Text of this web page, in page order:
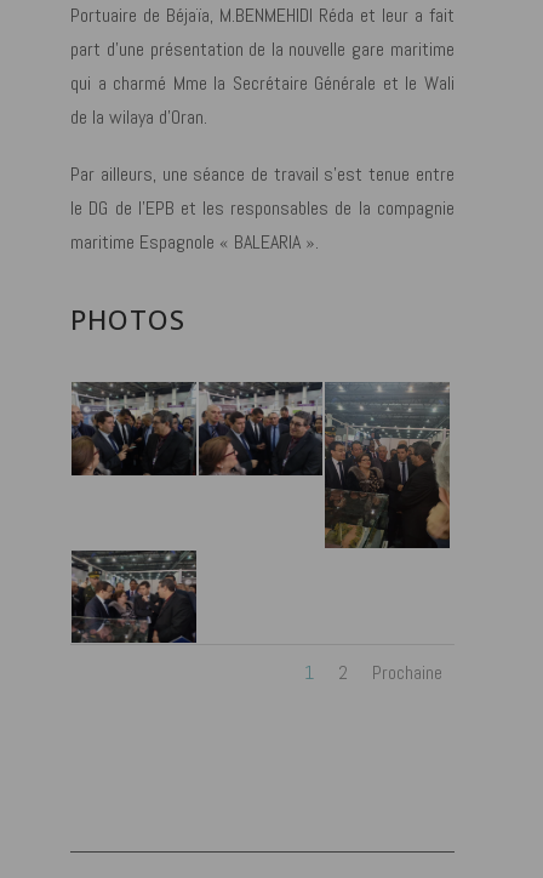
Portuaire de Béjaïa, M.BENMEHIDI Réda et leur a fait
part d’une présentation de la nouvelle gare maritime
qui a charmé Mme la Secrétaire Générale et le Wali
de la wilaya d’Oran.
Par ailleurs, une séance de travail s’est tenue entre
le DG de l’EPB et les responsables de la compagnie
maritime Espagnole « BALEARIA ».
PHOTOS
1 2 Prochaine